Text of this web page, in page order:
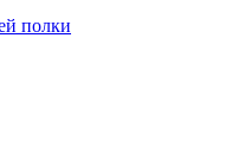
полки